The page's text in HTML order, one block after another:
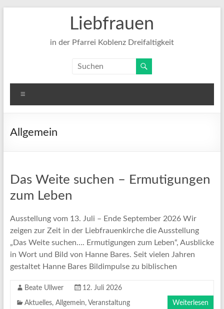
Liebfrauen
in der Pfarrei Koblenz Dreifaltigkeit
Allgemein
Das Weite suchen – Ermutigungen
zum Leben
Ausstellung vom 13. Juli – Ende September 2026 Wir
zeigen zur Zeit in der Liebfrauenkirche die Ausstellung
„Das Weite suchen…. Ermutigungen zum Leben“, Ausblicke
in Wort und Bild von Hanne Bares. Seit vielen Jahren
gestaltet Hanne Bares Bildimpulse zu biblischen
Beate Ullwer 12. Juli 2026
Aktuelles, Allgemein, Veranstaltung Weiterlesen